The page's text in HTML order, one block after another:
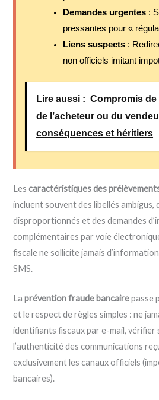
Demandes urgentes :
pressantes pour «
Liens suspects :
non officiels imitant
Lire aussi : Compromis de
de l’acheteur ou du
conséquences et héritiers
Lescaractéristiques des
incluent souvent des libellés ambigus,
disproportionnés et des demandes
complémentaires par voie
fiscale ne sollicite jamais
SMS.
Laprévention fraude bancairepasse
et le respect de règles simples : ne
identifiants fiscaux par e-mail, vérifier
l’authenticité des communications
exclusivement les canaux officiels
bancaires).